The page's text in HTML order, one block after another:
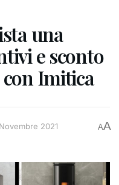
una
e sconto
Imitica
2021 AA